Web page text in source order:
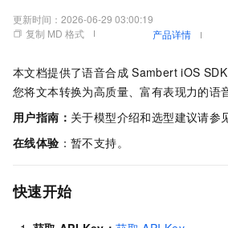
更新时间： 2026-06-29 03:00:19
复制 MD 格式
产品详情
本文档提供了语音合成 Sambert iOS SDK
您将文本转换为高质量、富有表现力的语
用户指南： 关于模型介绍和选型建议请参
在线体验 ：暂不支持。
快速开始